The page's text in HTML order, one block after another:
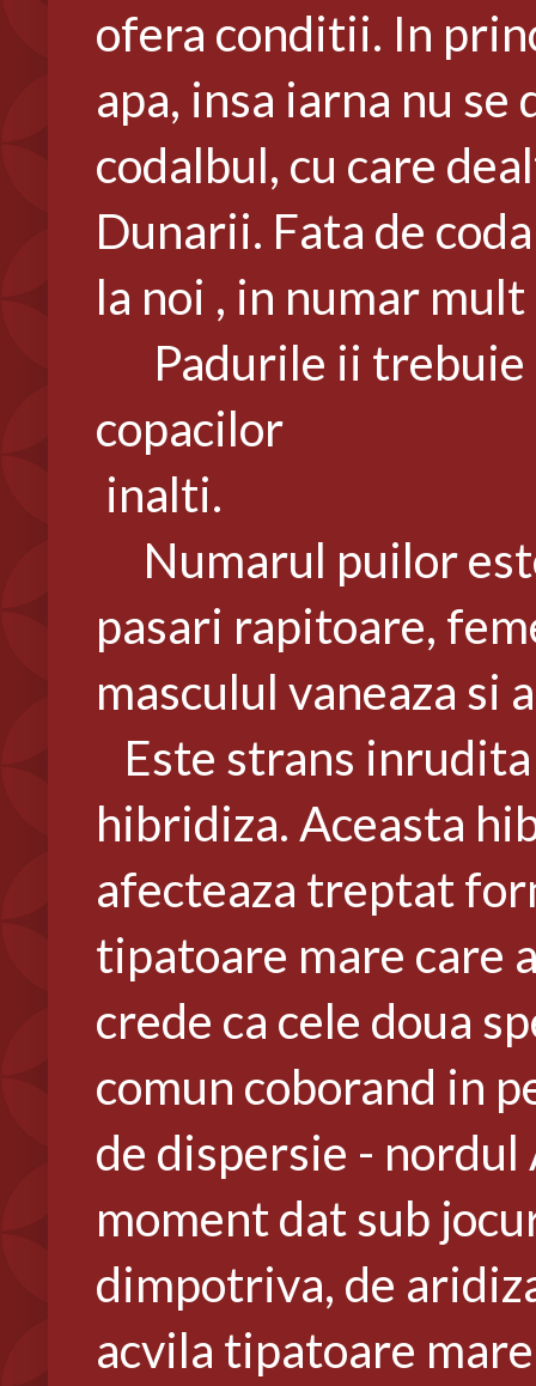
ofera conditii. In
apa, insa iarna nu
codalbul, cu care
Dunarii. Fata de
la noi , in numar
Padurile ii trebuie
copacilor
inalti.
Numarul puilor
pasari rapitoare,
masculul vaneaza si
Este strans
hibridiza. Aceasta
afecteaza treptat
tipatoare mare care
crede ca cele doua
comun coborand in
de dispersie -
moment dat sub
dimpotriva, de
acvila tipatoare